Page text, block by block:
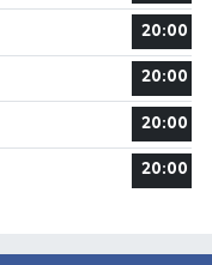
20:00
20:00
20:00
20:00